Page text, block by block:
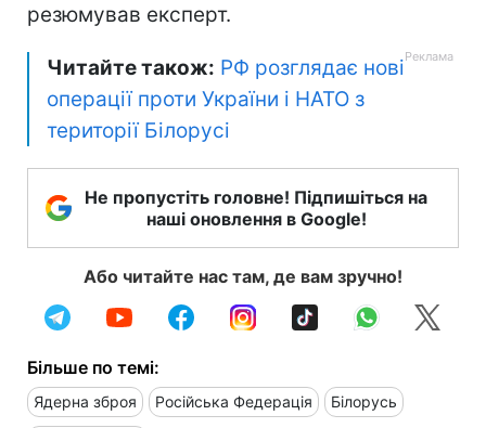
резюмував експерт.
Читайте також: РФ розглядає нові
операції проти України і НАТО з
території Білорусі
Не пропустіть головне! Підпишіться на
наші оновлення в Google!
Або читайте нас там, де вам зручно!
Більше по темі:
Ядерна зброя Російська Федерація Білорусь